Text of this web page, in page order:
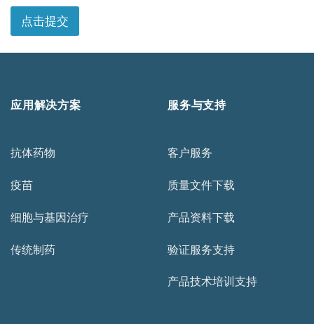
点击提交
应用解决方案
抗体药物
疫苗
细胞与基因治疗
传统制药
服务与支持
客户服务
质量文件下载
产品资料下载
验证服务支持
产品技术培训支持